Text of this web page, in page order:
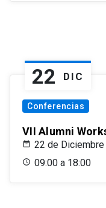
22 DIC
Conferencias
VII Alumni
22 de
09:00 a 18:00